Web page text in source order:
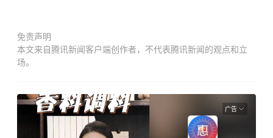
免责声明
本文来自腾讯新闻客户端创作者，不代表腾讯新闻的观点和立
场。
广告